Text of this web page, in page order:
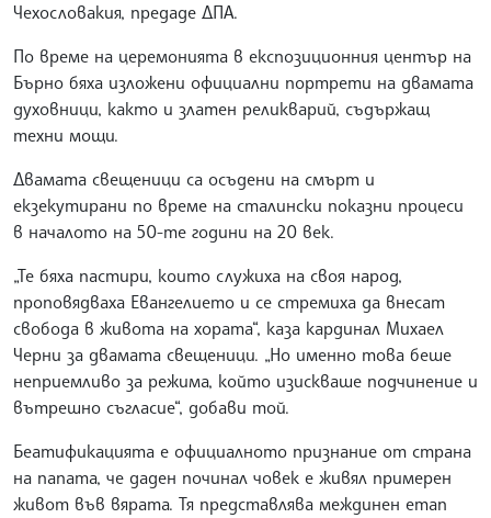
Чехословакия, предаде ДПА.
По време на церемонията в експозиционния център на
Бърно бяха изложени официални портрети на двамата
духовници, както и златен реликварий, съдържащ
техни мощи.
Двамата свещеници са осъдени на смърт и
екзекутирани по време на сталински показни процеси
в началото на 50-те години на 20 век.
„Те бяха пастири, които служиха на своя народ,
проповядваха Евангелието и се стремиха да внесат
свобода в живота на хората“, каза кардинал Михаел
Черни за двамата свещеници. „Но именно това беше
неприемливо за режима, който изискваше подчинение и
вътрешно съгласие“, добави той.
Беатификацията е официалното признание от страна
на папата, че даден починал човек е живял примерен
живот във вярата. Тя представлява междинен етап